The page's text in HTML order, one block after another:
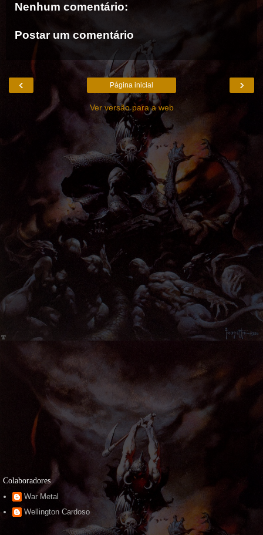
Nenhum comentário:
Postar um comentário
‹ ›
Página inicial
Ver versão para a web
Colaboradores
War Metal
Wellington Cardoso